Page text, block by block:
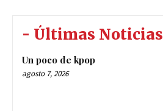
- Últimas Noticias
Un poco de kpop
agosto 7, 2026